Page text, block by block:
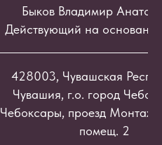
Быков Владимир
Действующий на
428003, Чувашская
Чувашия, г.о. город
Чебоксары, проезд
помещ. 2